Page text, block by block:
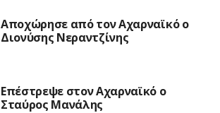
Αποχώρησε από τον Αχαρναϊκό ο
Διονύσης Νεραντζίνης
Επέστρεψε στον Αχαρναϊκό ο
Σταύρος Μανάλης